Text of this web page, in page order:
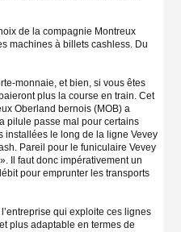
de la compagnie Montreux
machines à billets cashless. Du
monnaie, et bien, si vous êtes
plus la course en train. Cet
Oberland bernois (MOB) a
pilule passe mal pour certains
installées le long de la ligne Vevey
Pareil pour le funiculaire Vevey
Il faut donc impérativement un
pour emprunter les transports
qui exploite ces lignes
plus adaptable en termes de